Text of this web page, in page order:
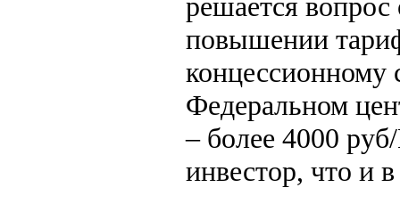
повышении
концессионному
Федеральном
– более 4000
инвестор, что и